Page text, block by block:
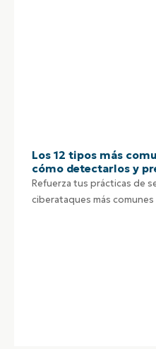
Los 12 tipos más
cómo detectarlos y
Refuerza tus prácticas de
ciberataques más